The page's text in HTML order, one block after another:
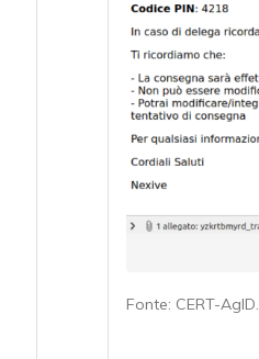
Fonte: CERT-AgID.